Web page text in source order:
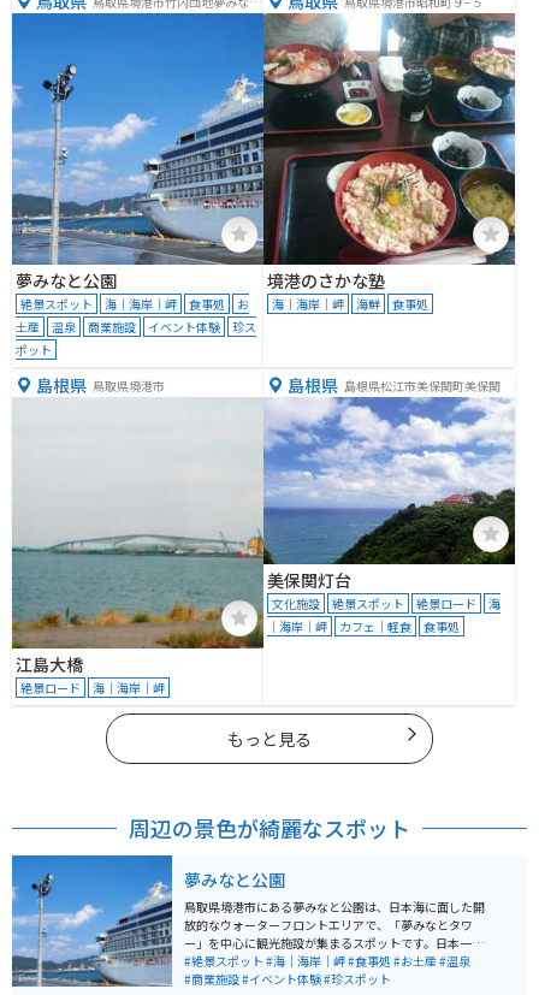
夢みなと公園
絶景スポット 海｜海岸｜岬 食事処
お
土産
温泉 商業施設 イベント体験
珍ス
ポット
境港のさかな塾
海｜海岸｜岬 海鮮 食事処
島根県 鳥取県境港市
江島大橋
絶景ロード 海｜海岸｜岬
島根県 島根県松江市美保関町美保関
美保関灯台
文化施設 絶景スポット 絶景ロード
海
｜海岸｜岬
カフェ｜軽食 食事処
もっと見る
周辺の景色が綺麗なスポット
夢みなと公園
鳥取県境港市にある夢みなと公園は、日本海に面した開
放的なウォーターフロントエリアで、「夢みなとタワ
ー」を中心に観光施設が集まるスポットです。日本一低
いタワーとして知られる展望施設からは港や海を一望で
き、ゆったりとした景色を楽しめます。周辺には温泉施
#絶景スポット #海｜海岸｜岬#食事処 #お土産#温泉
#商業施設#イベント体験#珍スポット